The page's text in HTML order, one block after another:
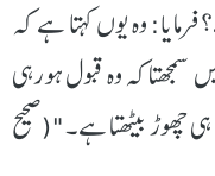
وہ یوں کہتا ہے کہ
سمجھتا کہ وہ قبول ہورہی
چھوڑ بیٹھتا ہے۔"(صحيح